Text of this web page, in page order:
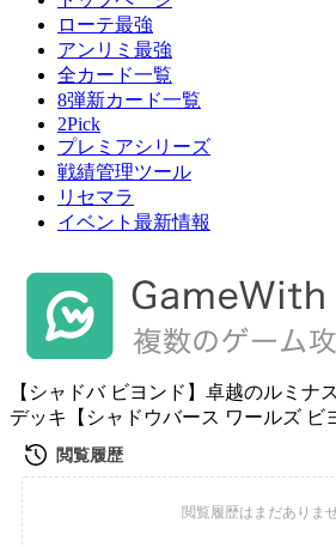
ローテ最強
アンリミ最強
全カード一覧
8弾新カード一覧
2Pick
プレミアシリーズ
戦績管理ツール
リセマラ
イベント最新情報
【シャドバ ビヨンド】卓越のルミナ
デッキ【シャドウバース ワールズ ビ